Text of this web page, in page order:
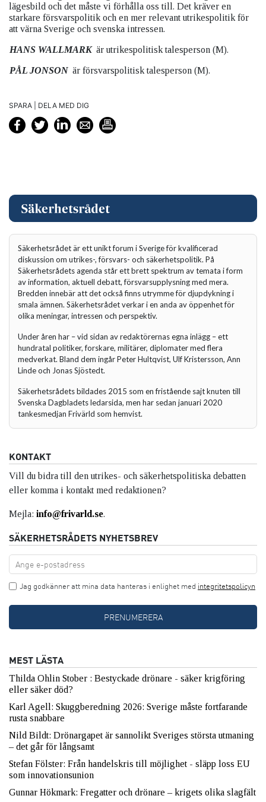
lägesbild och det måste vi förhålla oss till. Det kräver en
starkare försvarspolitik och en mer relevant utrikespolitik för
att värna Sverige och svenska intressen.
HANS WALLMARK är utrikespolitisk talesperson (M).
PÅL JONSON är försvarspolitisk talesperson (M).
SPARA | DELA MED DIG
Säkerhetsrådet är ett unikt forum i Sverige för kvalificerad
diskussion om utrikes-, försvars- och säkerhetspolitik. På
Säkerhetsrådets agenda står ett brett spektrum av temata i form
av information, aktuell debatt, försvarsupplysning med mera.
Bredden innebär att det också finns utrymme för djupdykning i
smala ämnen. Säkerhetsrådet verkar i en anda av öppenhet för
olika meningar, intressen och perspektiv.
Under åren har – vid sidan av redaktörernas egna inlägg – ett
hundratal politiker, forskare, militärer, diplomater med flera
medverkat. Bland dem ingår Peter Hultqvist, Ulf Kristersson, Ann
Linde och Jonas Sjöstedt.
Säkerhetsrådets bildades 2015 som en fristående sajt knuten till
Svenska Dagbladets ledarsida, men har sedan januari 2020
tankesmedjan Frivärld som hemvist.
KONTAKT
Vill du bidra till den utrikes- och säkerhetspolitiska debatten
eller komma i kontakt med redaktionen?
Mejla: info@frivarld.se.
SÄKERHETSRÅDETS NYHETSBREV
Jag godkänner att mina data hanteras i enlighet med integritetspolicyn
MEST LÄSTA
Thilda Ohlin Stober : Bestyckade drönare - säker krigföring
eller säker död?
Karl Agell: Skuggberedning 2026: Sverige måste fortfarande
rusta snabbare
Nild Bildt: Drönargapet är sannolikt Sveriges största utmaning
– det går för långsamt
Stefan Fölster: Från handelskris till möjlighet - släpp loss EU
som innovationsunion
Gunnar Hökmark: Fregatter och drönare – krigets olika slagfält